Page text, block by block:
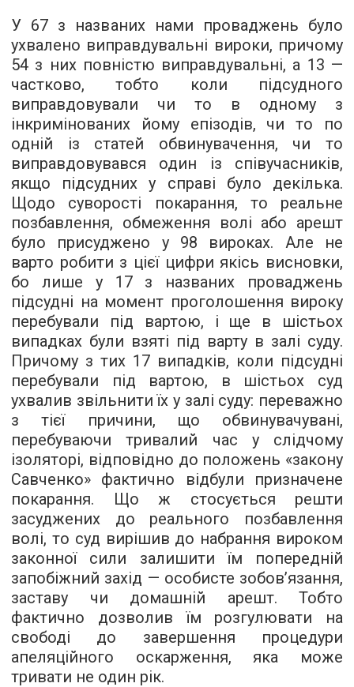
У 67 з названих нами проваджень було
ухвалено виправдувальні вироки, причому
54 з них повністю виправдувальні, а 13 —
частково, тобто коли підсудного
виправдовували чи то в одному з
інкримінованих йому епізодів, чи то по
одній із статей обвинувачення, чи то
виправдовувався один із співучасників,
якщо підсудних у справі було декілька.
Щодо суворості покарання, то реальне
позбавлення, обмеження волі або арешт
було присуджено у 98 вироках. Але не
варто робити з цієї цифри якісь висновки,
бо лише у 17 з названих проваджень
підсудні на момент проголошення вироку
перебували під вартою, і ще в шістьох
випадках були взяті під варту в залі суду.
Причому з тих 17 випадків, коли підсудні
перебували під вартою, в шістьох суд
ухвалив звільнити їх у залі суду: переважно
з тієї причини, що обвинувачувані,
перебуваючи тривалий час у слідчому
ізоляторі, відповідно до положень «закону
Савченко» фактично відбули призначене
покарання. Що ж стосується решти
засуджених до реального позбавлення
волі, то суд вирішив до набрання вироком
законної сили залишити їм попередній
запобіжний захід — особисте зобов’язання,
заставу чи домашній арешт. Тобто
фактично дозволив їм розгулювати на
свободі до завершення процедури
апеляційного оскарження, яка може
тривати не один рік.